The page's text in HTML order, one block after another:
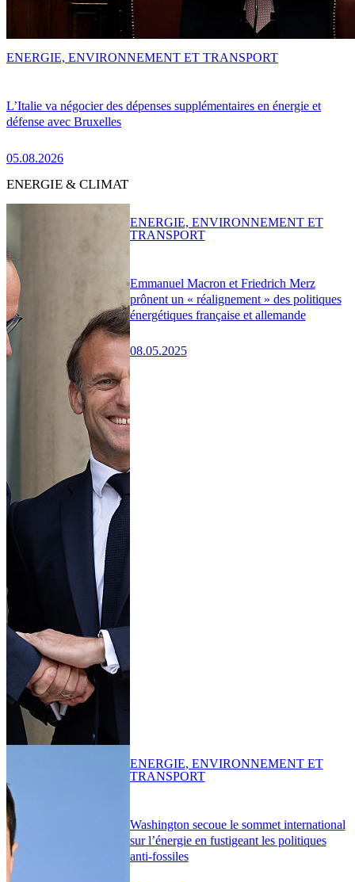
L’Italie va négocier des dépenses supplémentaires en énergie et
défense avec Bruxelles
05.08.2026
ENERGIE, ENVIRONNEMENT ET TRANSPORT
ENERGIE & CLIMAT
Emmanuel Macron et Friedrich Merz
prônent un « réalignement » des politiques
énergétiques française et allemande
08.05.2025
ENERGIE, ENVIRONNEMENT ET
TRANSPORT
Washington secoue le sommet international
sur l’énergie en fustigeant les politiques
anti-fossiles
ENERGIE, ENVIRONNEMENT ET
TRANSPORT